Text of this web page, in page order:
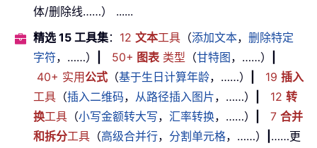
体/删除线……） ......
精选 15 工具集： 12 文本工具 （添加文本， 删除特定
字符，……） 50+ 图表类型 （甘特图 ，……）
40+ 实用公式 （基于生日计算年龄，……） 19 插入
工具 （插入二维码， 从路径插入图片，……） 12 转
换工具 （小写金额转大写， 汇率转换，……） 7 合并
和拆分工具 （高级合并行， 分割单元格，……）
……更